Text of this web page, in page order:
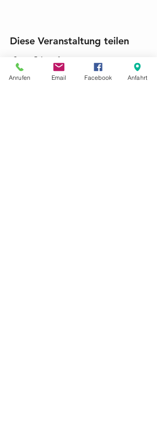
Diese Veranstaltung teilen
Anrufen Email Facebook Anfahrt